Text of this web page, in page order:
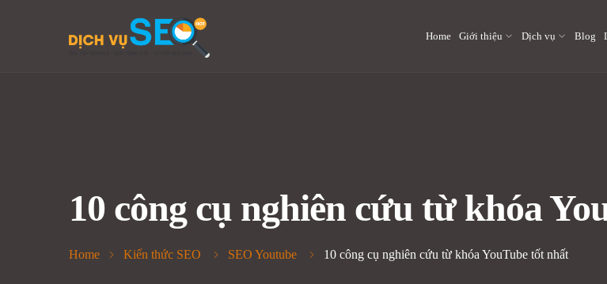
Home Giới thiệu Dịch vụ Blog
10 công cụ nghiên cứu từ khóa
Home Kiến thức SEO SEO Youtube 10 công cụ nghiên cứu từ khóa YouTube tốt nhất